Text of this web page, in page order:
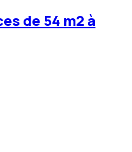
de 54 m2 à